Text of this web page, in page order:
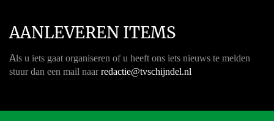
AANLEVEREN ITEMS
Als u iets gaat organiseren of u heeft ons iets nieuws te melden
stuur dan een mail naar redactie@tvschijndel.nl